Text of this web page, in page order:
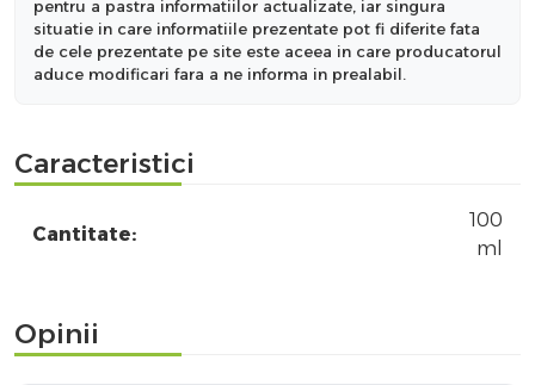
pentru a pastra informatiilor actualizate, iar singura
situatie in care informatiile prezentate pot fi diferite fata
de cele prezentate pe site este aceea in care producatorul
aduce modificari fara a ne informa in prealabil.
Caracteristici
Cantitate:
100
ml
Opinii